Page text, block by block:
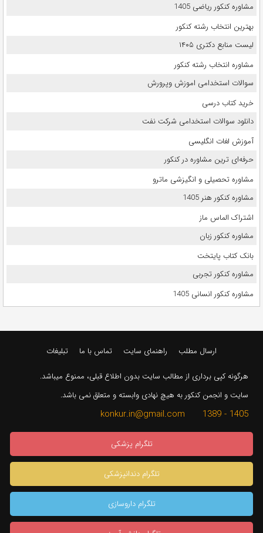
مشاوره کنکور ریاضی 1405
بهترین انتخاب رشته کنکور
لیست منابع دکتری ۱۴۰۵
مشاوره انتخاب رشته کنکور
سوالات استخدامی اموزش وپرورش
خرید کتاب درسی
دانلود سوالات استخدامی شرکت نفت
آموزش لغات انگلیسی
حرفه‌ای ترین مشاوره در کنکور
مشاوره تحصیلی و انگیزشی ماترو
مشاوره کنکور هنر 1405
اشتراک الماس ماز
مشاوره کنکور زبان
بانک کتاب پایتخت
مشاوره کنکور تجربی
مشاوره کنکور انسانی 1405
ارسال مطلب راهنمای سایت تماس با ما تبلیغات
هرگونه کپی برداری از مطالب سایت بدون اطلاع قبلی، ممنوع میباشد.
سایت و انجمن کنکور به هیچ نهادی وابسته و متعلق نمی باشد.
1405 - 1389 konkur.in@gmail.com
تلگرام پزشکی
تلگرام دندانپزشکی
تلگرام داروسازی